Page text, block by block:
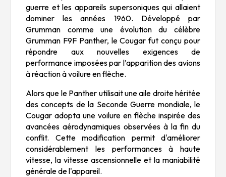
guerre et les appareils supersoniques qui allaient
dominer les années 1960. Développé par
Grumman comme une évolution du célèbre
Grumman F9F Panther, le Cougar fut conçu pour
répondre aux nouvelles exigences de
performance imposées par l’apparition des avions
à réaction à voilure en flèche.
Alors que le Panther utilisait une aile droite héritée
des concepts de la Seconde Guerre mondiale, le
Cougar adopta une voilure en flèche inspirée des
avancées aérodynamiques observées à la fin du
conflit. Cette modification permit d'améliorer
considérablement les performances à haute
vitesse, la vitesse ascensionnelle et la maniabilité
générale de l'appareil.